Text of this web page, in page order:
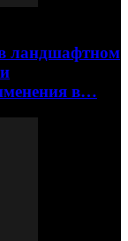
ландшафтном
в…